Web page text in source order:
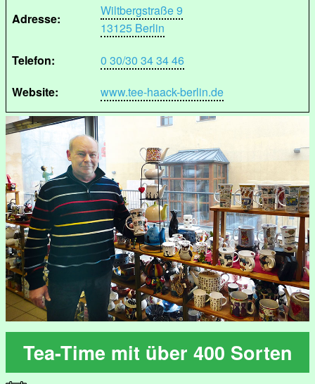
Adresse:
Wiltbergstraße 9
13125 Berlin
Telefon:
0 30/30 34 34 46
Website:
www.tee-haack-berlin.de
Tea-Time mit über 400 Sorten